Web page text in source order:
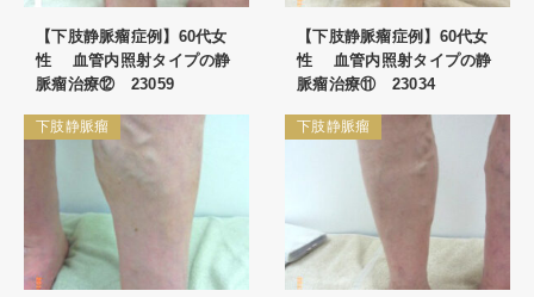
【下肢静脈瘤症例】60代女
性 血管内照射タイプの静
脈瘤治療⑫ 23059
【下肢静脈瘤症例】60代女
性 血管内照射タイプの静
脈瘤治療⑪ 23034
下肢静脈瘤 下肢静脈瘤